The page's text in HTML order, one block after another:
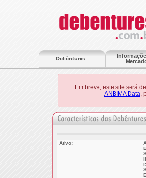
Debêntures
Em breve, este site será
ANBIMA Data,
Ativo: